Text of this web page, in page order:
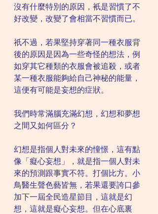
沒有什麼特別的原因，衹是習慣了不
好改變，改變了會相當不習慣而已。
祇不過，若果堅持穿著同一種衣服背
後的原因是因為一些奇怪的想法，例
如穿其它種類的衣服會被追殺，或者
某一種衣服能夠給自己神秘的能量，
這便有可能是妄想的症狀。
我們時常滿腦充滿幻想，幻想和夢想
之間又如何區分？
幻想是指個人對未來的憧憬，這有點
像「癡心妄想」，就是指一個人對未
來的預測跟事實不符。打個比方。小
鳥醫生聲色藝皆無，若果還要誇口參
加下一屆全民造星節目，這就是幻
想，這就是癡心妄想。但在心底裏